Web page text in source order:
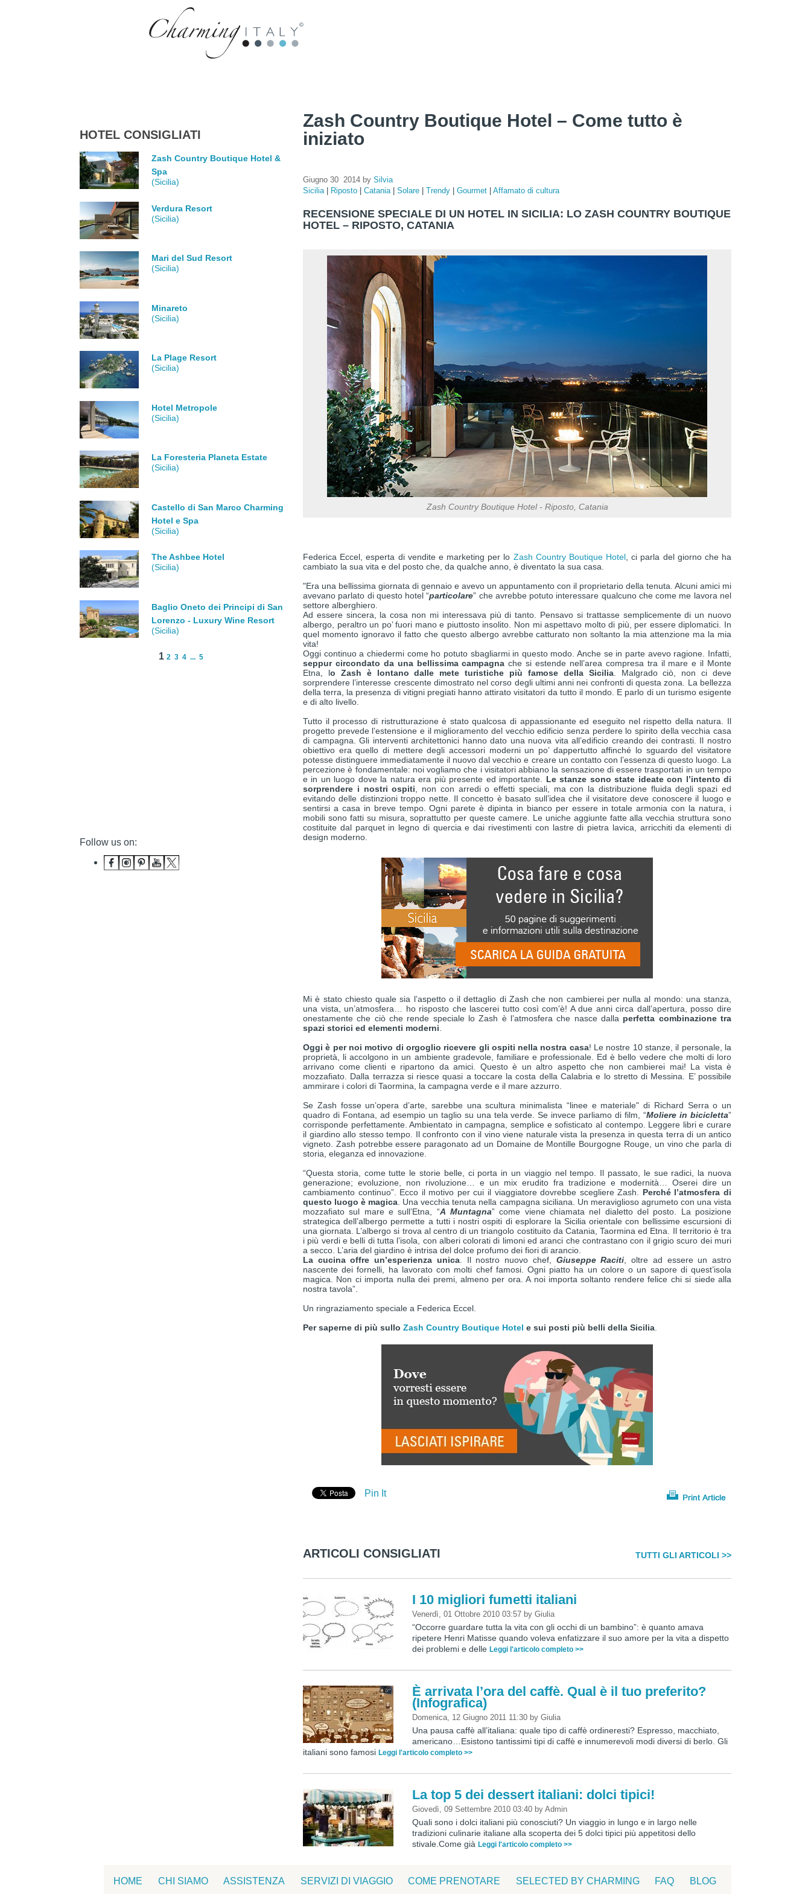
Zash Country Boutique Hotel – Come tutto è
iniziato
Giugno 30 2014 by Silvia
Sicilia
Riposto Catania Solare Trendy Gourmet Affamato di cultura
RECENSIONE SPECIALE DI UN HOTEL IN SICILIA: LO ZASH COUNTRY BOUTIQUE
HOTEL – RIPOSTO, CATANIA
Zash Country Boutique Hotel - Riposto, Catania
Federica Eccel, esperta di vendite e marketing per lo Zash Country Boutique Hotel , ci parla del giorno che ha
cambiato la sua vita e del posto che, da qualche anno, è diventato la sua casa.
"Era una bellissima giornata di gennaio e avevo un appuntamento con il proprietario della tenuta. Alcuni amici mi
avevano parlato di questo hotel “particolare” che avrebbe potuto interessare qualcuno che come me lavora nel
settore alberghiero.
Ad essere sincera, la cosa non mi interessava più di tanto. Pensavo si trattasse semplicemente di un nuovo
albergo, peraltro un po’ fuori mano e piuttosto insolito. Non mi aspettavo molto di più, per essere diplomatici. In
quel momento ignoravo il fatto che questo albergo avrebbe catturato non soltanto la mia attenzione ma la mia
vita!
Oggi continuo a chiedermi come ho potuto sbagliarmi in questo modo. Anche se in parte avevo ragione. Infatti,
seppur circondato da una bellissima campagna che si estende nell’area compresa tra il mare e il Monte
Etna, lo Zash è lontano dalle mete turistiche più famose della Sicilia. Malgrado ciò, non ci deve
sorprendere l’interesse crescente dimostrato nel corso degli ultimi anni nei confronti di questa zona. La bellezza
della terra, la presenza di vitigni pregiati hanno attirato visitatori da tutto il mondo. E parlo di un turismo esigente
e di alto livello.
Tutto il processo di ristrutturazione è stato qualcosa di appassionante ed eseguito nel rispetto della natura. Il
progetto prevede l’estensione e il miglioramento del vecchio edificio senza perdere lo spirito della vecchia casa
di campagna. Gli interventi architettonici hanno dato una nuova vita all’edificio creando dei contrasti. Il nostro
obiettivo era quello di mettere degli accessori moderni un po’ dappertutto affinché lo sguardo del visitatore
potesse distinguere immediatamente il nuovo dal vecchio e creare un contatto con l’essenza di questo luogo. La
percezione è fondamentale: noi vogliamo che i visitatori abbiano la sensazione di essere trasportati in un tempo
e in un luogo dove la natura era più presente ed importante. Le stanze sono state ideate con l’intento di
sorprendere i nostri ospiti , non con arredi o effetti speciali, ma con la distribuzione fluida degli spazi ed
evitando delle distinzioni troppo nette. Il concetto è basato sull’idea che il visitatore deve conoscere il luogo e
sentirsi a casa in breve tempo. Ogni parete è dipinta in bianco per essere in totale armonia con la natura, i
mobili sono fatti su misura, soprattutto per queste camere. Le uniche aggiunte fatte alla vecchia struttura sono
costituite dal parquet in legno di quercia e dai rivestimenti con lastre di pietra lavica, arricchiti da elementi di
design moderno.
Mi è stato chiesto quale sia l’aspetto o il dettaglio di Zash che non cambierei per nulla al mondo: una stanza,
una vista, un’atmosfera… ho risposto che lascerei tutto così com’è! A due anni circa dall’apertura, posso dire
onestamente che ciò che rende speciale lo Zash è l’atmosfera che nasce dalla perfetta combinazione tra
spazi storici ed elementi moderni
Oggi è per noi motivo di orgoglio ricevere gli ospiti nella nostra casa! Le nostre 10 stanze, il personale, la
proprietà, li accolgono in un ambiente gradevole, familiare e professionale. Ed è bello vedere che molti di loro
arrivano come clienti e ripartono da amici. Questo è un altro aspetto che non cambierei mai! La vista è
mozzafiato. Dalla terrazza si riesce quasi a toccare la costa della Calabria e lo stretto di Messina. E’ possibile
ammirare i colori di Taormina, la campagna verde e il mare azzurro.
Se Zash fosse un’opera d’arte, sarebbe una scultura minimalista “linee e materiale" di Richard Serra o un
quadro di Fontana, ad esempio un taglio su una tela verde. Se invece parliamo di film, “Moliere in bicicletta”
corrisponde perfettamente. Ambientato in campagna, semplice e sofisticato al contempo. Leggere libri e curare
il giardino allo stesso tempo. Il confronto con il vino viene naturale vista la presenza in questa terra di un antico
vigneto. Zash potrebbe essere paragonato ad un Domaine de Montille Bourgogne Rouge, un vino che parla di
storia, eleganza ed innovazione.
“Questa storia, come tutte le storie belle, ci porta in un viaggio nel tempo. Il passato, le sue radici, la nuova
generazione; evoluzione, non rivoluzione… e un mix erudito fra tradizione e modernità… Oserei dire un
cambiamento continuo”. Ecco il motivo per cui il viaggiatore dovrebbe scegliere Zash. Perché l’atmosfera di
questo luogo è magica . Una vecchia tenuta nella campagna siciliana. Un meraviglioso agrumeto con una vista
mozzafiato sul mare e sull’Etna, “A Muntagna” come viene chiamata nel dialetto del posto. La posizione
strategica dell’albergo permette a tutti i nostri ospiti di esplorare la Sicilia orientale con bellissime escursioni di
una giornata. L’albergo si trova al centro di un triangolo costituito da Catania, Taormina ed Etna. Il territorio è tra
i più verdi e belli di tutta l’isola, con alberi colorati di limoni ed aranci che contrastano con il grigio scuro dei muri
a secco. L’aria del giardino è intrisa del dolce profumo dei fiori di arancio.
La cucina offre un’esperienza unica. Il nostro nuovo chef, Giuseppe Raciti , oltre ad essere un astro
nascente dei fornelli, ha lavorato con molti chef famosi. Ogni piatto ha un colore o un sapore di quest’isola
magica. Non ci importa nulla dei premi, almeno per ora. A noi importa soltanto rendere felice chi si siede alla
nostra tavola”.
Un ringraziamento speciale a Federica Eccel.
Per saperne di più sullo Zash Country Boutique Hotel e sui posti più belli della Sicilia
Pin It
ARTICOLI CONSIGLIATI TUTTI GLI ARTICOLI >>
I 10 migliori fumetti italiani
Venerdì, 01 Ottobre 2010 03:57 byGiulia
“Occorre guardare tutta la vita con gli occhi di un bambino”: è quanto amava
ripetere Henri Matisse quando voleva enfatizzare il suo amore per la vita a dispetto
dei problemi e delleLeggi l'articolo completo >>
È arrivata l’ora del caffè. Qual è il tuo preferito?
(Infografica)
Domenica, 12 Giugno 2011 11:30 byGiulia
Una pausa caffè all’italiana: quale tipo di caffè ordineresti? Espresso, macchiato,
americano…Esistono tantissimi tipi di caffè e innumerevoli modi diversi di berlo. Gli
italiani sono famosi Leggi l'articolo completo >>
La top 5 dei dessert italiani: dolci tipici!
Giovedì, 09 Settembre 2010 03:40 byAdmin
Quali sono i dolci italiani più conosciuti? Un viaggio in lungo e in largo nelle
tradizioni culinarie italiane alla scoperta dei 5 dolci tipici più appetitosi dello
stivale.Come giàLeggi l'articolo completo >>
HOTEL CONSIGLIATI
Zash Country Boutique Hotel &
Spa
(Sicilia)
Verdura Resort
(Sicilia)
Mari del Sud Resort
(Sicilia)
Minareto
(Sicilia)
La Plage Resort
(Sicilia)
Hotel Metropole
(Sicilia)
La Foresteria Planeta Estate
(Sicilia)
Castello di San Marco Charming
Hotel e Spa
(Sicilia)
The Ashbee Hotel
(Sicilia)
Baglio Oneto dei Principi di San
Lorenzo - Luxury Wine Resort
(Sicilia)
1 2 3 4 ... 5
Follow us on:
HOME CHI SIAMO ASSISTENZA SERVIZI DI VIAGGIO COME PRENOTARE SELECTED BY CHARMING FAQ BLOG